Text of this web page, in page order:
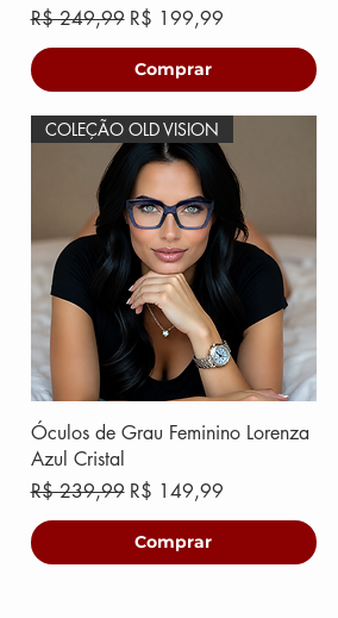
Preço normal
R$ 249,99 Preço promocional
R$ 199,99
Comprar
COLEÇÃO OLD VISION
Óculos de Grau Feminino Lorenza
Azul Cristal
Preço normal
R$ 239,99 Preço promocional
R$ 149,99
Comprar